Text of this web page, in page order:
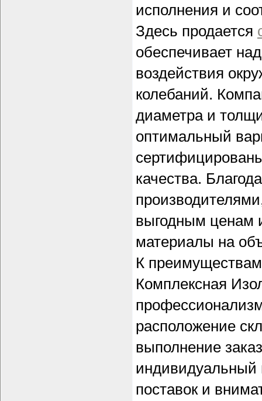
исполнения и
Здесь продается
обеспечивает
воздействия
колебаний.
диаметра и
оптимальный
качества.
выгодным ценам
материалы на
К
Комплексная
расположение
выполнение
индивидуальный
поставок и